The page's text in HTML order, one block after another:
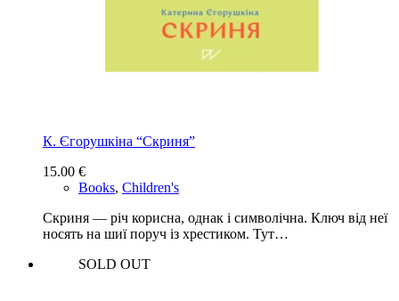
К. Єгорушкіна “Скриня”
15.00 €
Books, Children's
Скриня — річ корисна, однак і символічна. Ключ від неї
носять на шиї поруч із хрестиком. Тут…
SOLD OUT